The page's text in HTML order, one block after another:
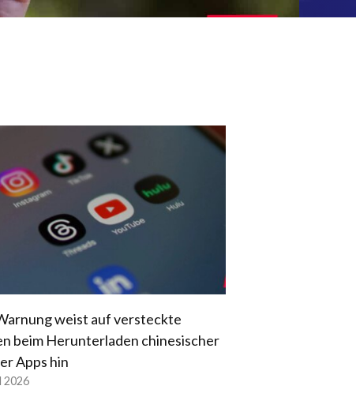
weist auf versteckte
beim Herunterladen chinesischer
Apps hin
2026